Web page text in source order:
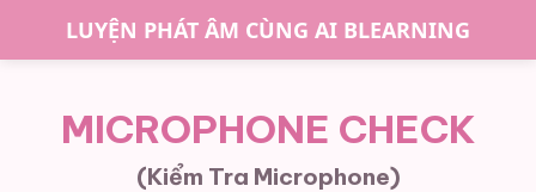
LUYỆN PHÁT ÂM CÙNG AI BLEARNING
MICROPHONE CHECK
(Kiểm Tra Microphone)